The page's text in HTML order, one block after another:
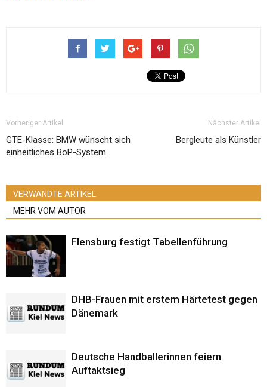
Vorheriger Artikel
GTE-Klasse: BMW wünscht sich
einheitliches BoP-System
Nächster Artikel
Bergleute als Künstler
VERWANDTE ARTIKEL
MEHR VOM AUTOR
Flensburg festigt Tabellenführung
DHB-Frauen mit erstem Härtetest gegen
Dänemark
Deutsche Handballerinnen feiern
Auftaktsieg